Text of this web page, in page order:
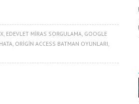
, EDEVLET MIRAS SORGULAMA, GOOGLE
, ORIGIN ACCESS BATMAN OYUNLARI,